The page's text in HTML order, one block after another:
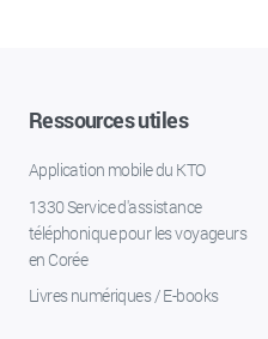
Ressources utiles
Application mobile du KTO
1330 Service d'assistance
téléphonique pour les voyageurs
en Corée
Livres numériques / E-books